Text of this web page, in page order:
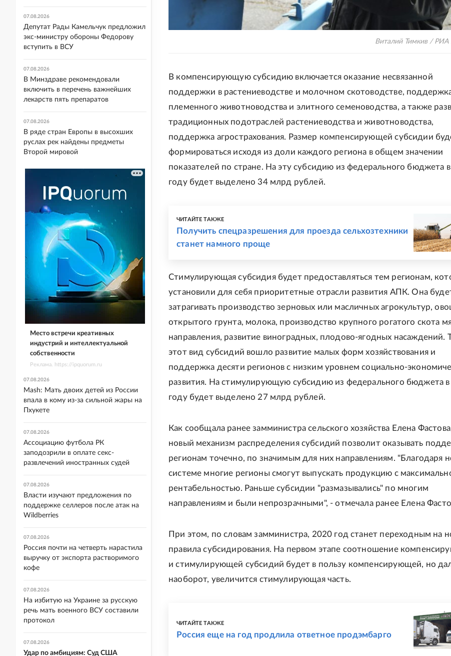
Виталий Тимкив / РИА
В компенсирующую субсидию включается оказание несвязанной
поддержки в растениеводстве и молочном скотоводстве,
племенного животноводства и элитного семеноводства, а также
традиционных подотраслей растениеводства и животноводства,
поддержка агрострахования. Размер компенсирующей субсидии
формироваться исходя из доли каждого региона в общем значении
показателей по стране. На эту субсидию из федерального бюджета
году будет выделено 34 млрд рублей.
ЧИТАЙТЕ ТАКЖЕ
Получить спецразрешения для проезда сельхозтехники
станет намного проще
Стимулирующая субсидия будет предоставляться тем регионам,
установили для себя приоритетные отрасли развития АПК. Она
затрагивать производство зерновых или масличных агрокультур,
открытого грунта, молока, производство крупного рогатого скота
направления, развитие виноградных, плодово-ягодных насаждений.
этот вид субсидий вошло развитие малых форм хозяйствования и
поддержка десяти регионов с низким уровнем социально-
развития. На стимулирующую субсидию из федерального бюджета
году будет выделено 27 млрд рублей.
Как сообщала ранее замминистра сельского хозяйства Елена
новый механизм распределения субсидий позволит оказывать
регионам точечно, по значимым для них направлениям. "Благодаря
системе многие регионы смогут выпускать продукцию с
рентабельностью. Раньше субсидии "размазывались" по многим
направлениям и были непрозрачными", - отмечала ранее Елена
При этом, по словам замминистра, 2020 год станет переходным на
правила субсидирования. На первом этапе соотношение
и стимулирующей субсидий будет в пользу компенсирующей, но
наоборот, увеличится стимулирующая часть.
ЧИТАЙТЕ ТАКЖЕ
Россия еще на год продлила ответное продэмбарго
07.08.2026
Депутат Рады Камельчук предложил
экс-министру обороны Федорову
вступить в ВСУ
07.08.2026
В Минздраве рекомендовали
включить в перечень важнейших
лекарств пять препаратов
07.08.2026
В ряде стран Европы в высохших
руслах рек найдены предметы
Второй мировой
Место встречи креативных
индустрий и интеллектуальной
собственности
Реклама. https://ipquorum.ru
07.08.2026
Mash: Мать двоих детей из России
впала в кому из-за сильной жары на
Пхукете
07.08.2026
Ассоциацию футбола РК
заподозрили в оплате секс-
развлечений иностранных судей
07.08.2026
Власти изучают предложения по
поддержке селлеров после атак на
Wildberries
07.08.2026
Россия почти на четверть нарастила
выручку от экспорта растворимого
кофе
07.08.2026
На избитую на Украине за русскую
речь мать военного ВСУ составили
протокол
07.08.2026
Удар по амбициям: Суд США